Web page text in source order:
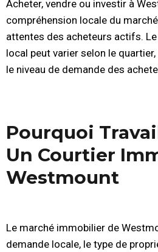
Acheter, vendre ou investir à
compréhension locale du
attentes des acheteurs actifs.
local peut varier selon le
le niveau de demande des
Pourquoi
Un Courtier
Westmount
Le marché immobilier de
demande locale, le type de